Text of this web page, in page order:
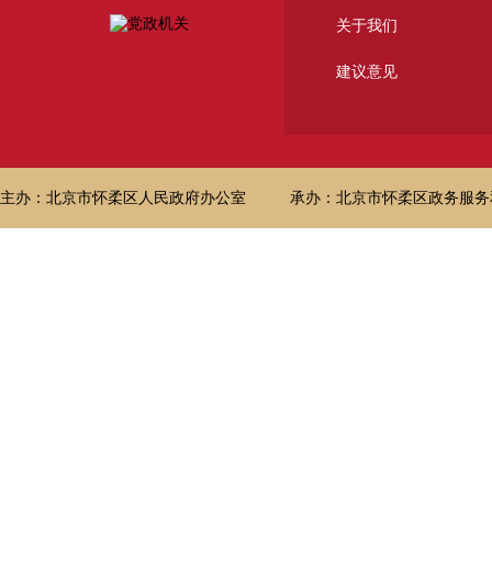
关于我们
建议意见
主办：北京市怀柔区人民政府办公室 承办：北京市怀柔区政务服